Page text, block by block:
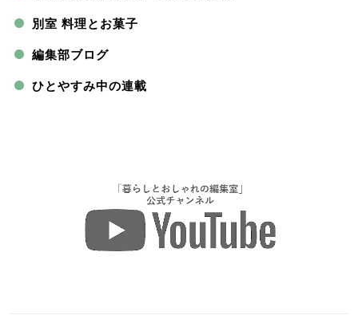
別室 料理とお菓子
編集部ブログ
ひとやすみ中の連載